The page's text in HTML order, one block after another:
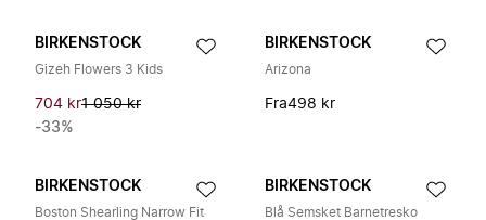
BIRKENSTOCK
Gizeh Flowers 3 Kids
704 kr1 050 kr
-33%
BIRKENSTOCK
Arizona
Fra498 kr
BIRKENSTOCK
Boston Shearling Narrow Fit
BIRKENSTOCK
Blå Semsket Barnetresko